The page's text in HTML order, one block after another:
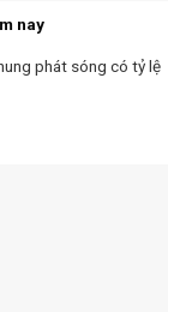
nay
phát sóng có tỷ lệ